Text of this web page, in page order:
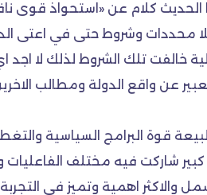
كلام عن «استحواذ قوى
محددات وشروط حتى في اعتى
خالفت تلك الشروط لذلك لا
عن واقع الدولة ومطالب
قوة البرامج السياسية
شاركت فيه مختلف
والاكثر اهمية وتميز في